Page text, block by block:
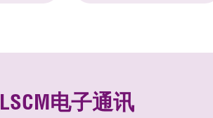
LSCM电子通讯